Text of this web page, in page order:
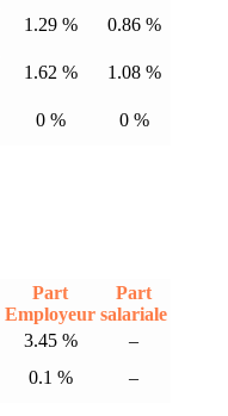
1.29 %
0.86 %
1.62 %
1.08 %
0 % 0 %
Part
Employeur
Part
salariale
3.45 %
–
0.1 % –